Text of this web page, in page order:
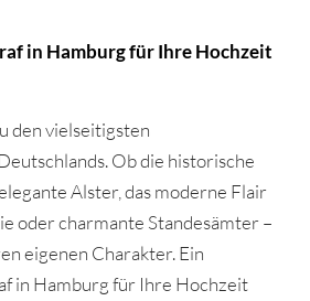
in Hamburg für Ihre Hochzeit
den vielseitigsten
Ob die historische
Alster, das moderne Flair
oder charmante Standesämter –
eigenen Charakter. Ein
in Hamburg für Ihre Hochzeit